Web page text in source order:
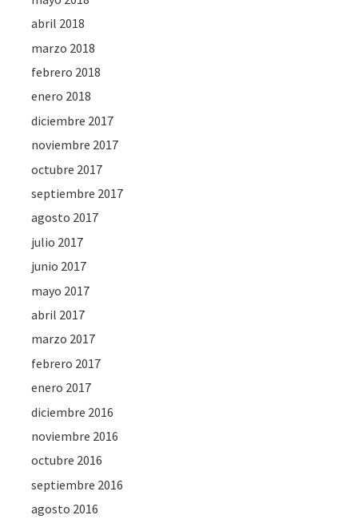
abril 2018
marzo 2018
febrero 2018
enero 2018
diciembre 2017
noviembre 2017
octubre 2017
septiembre 2017
agosto 2017
julio 2017
junio 2017
mayo 2017
abril 2017
marzo 2017
febrero 2017
enero 2017
diciembre 2016
noviembre 2016
octubre 2016
septiembre 2016
agosto 2016